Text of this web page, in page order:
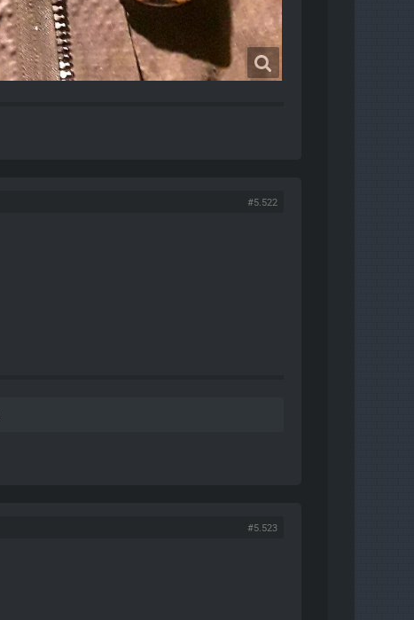
#5.522
#5.523